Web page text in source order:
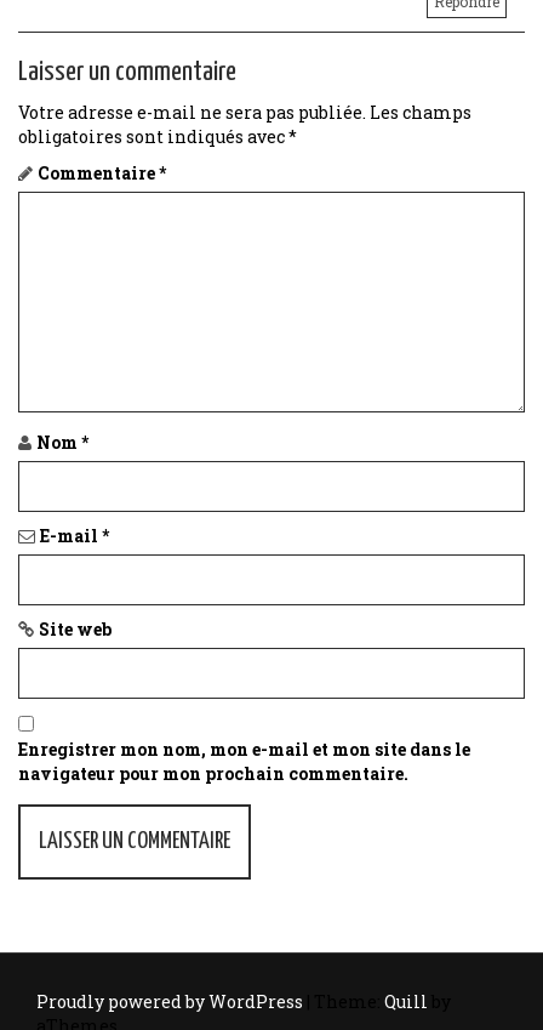
Laisser un commentaire
Votre adresse e-mail ne sera pas publiée. Les champs
obligatoires sont indiqués avec*
Commentaire*
Nom *
E-mail *
Site web
Enregistrer mon nom, mon e-mail et mon site dans le
navigateur pour mon prochain commentaire.
Proudly powered by WordPress Quill